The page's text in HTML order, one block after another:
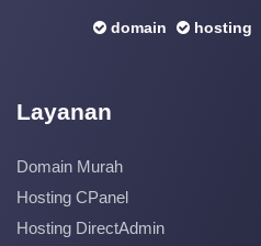
domain hosting
Layanan
Domain Murah
Hosting CPanel
Hosting DirectAdmin